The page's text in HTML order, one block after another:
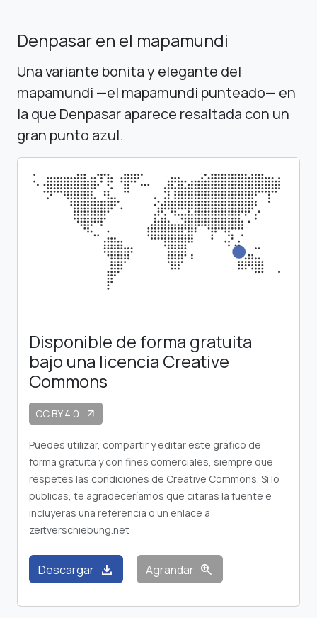
Denpasar en el mapamundi
Una variante bonita y elegante del
mapamundi —el mapamundi punteado— en
la que Denpasar aparece resaltada con un
gran punto azul.
Disponible de forma gratuita
bajo una licencia Creative
Commons
CC BY 4.0 arrow_outward
Puedes utilizar, compartir y editar este gráfico de
forma gratuita y con fines comerciales, siempre que
respetes las condiciones de Creative Commons. Si lo
publicas, te agradeceríamos que citaras la fuente e
incluyeras una referencia o un enlace a
zeitverschiebung.net
Descargar download Agrandar zoom_in